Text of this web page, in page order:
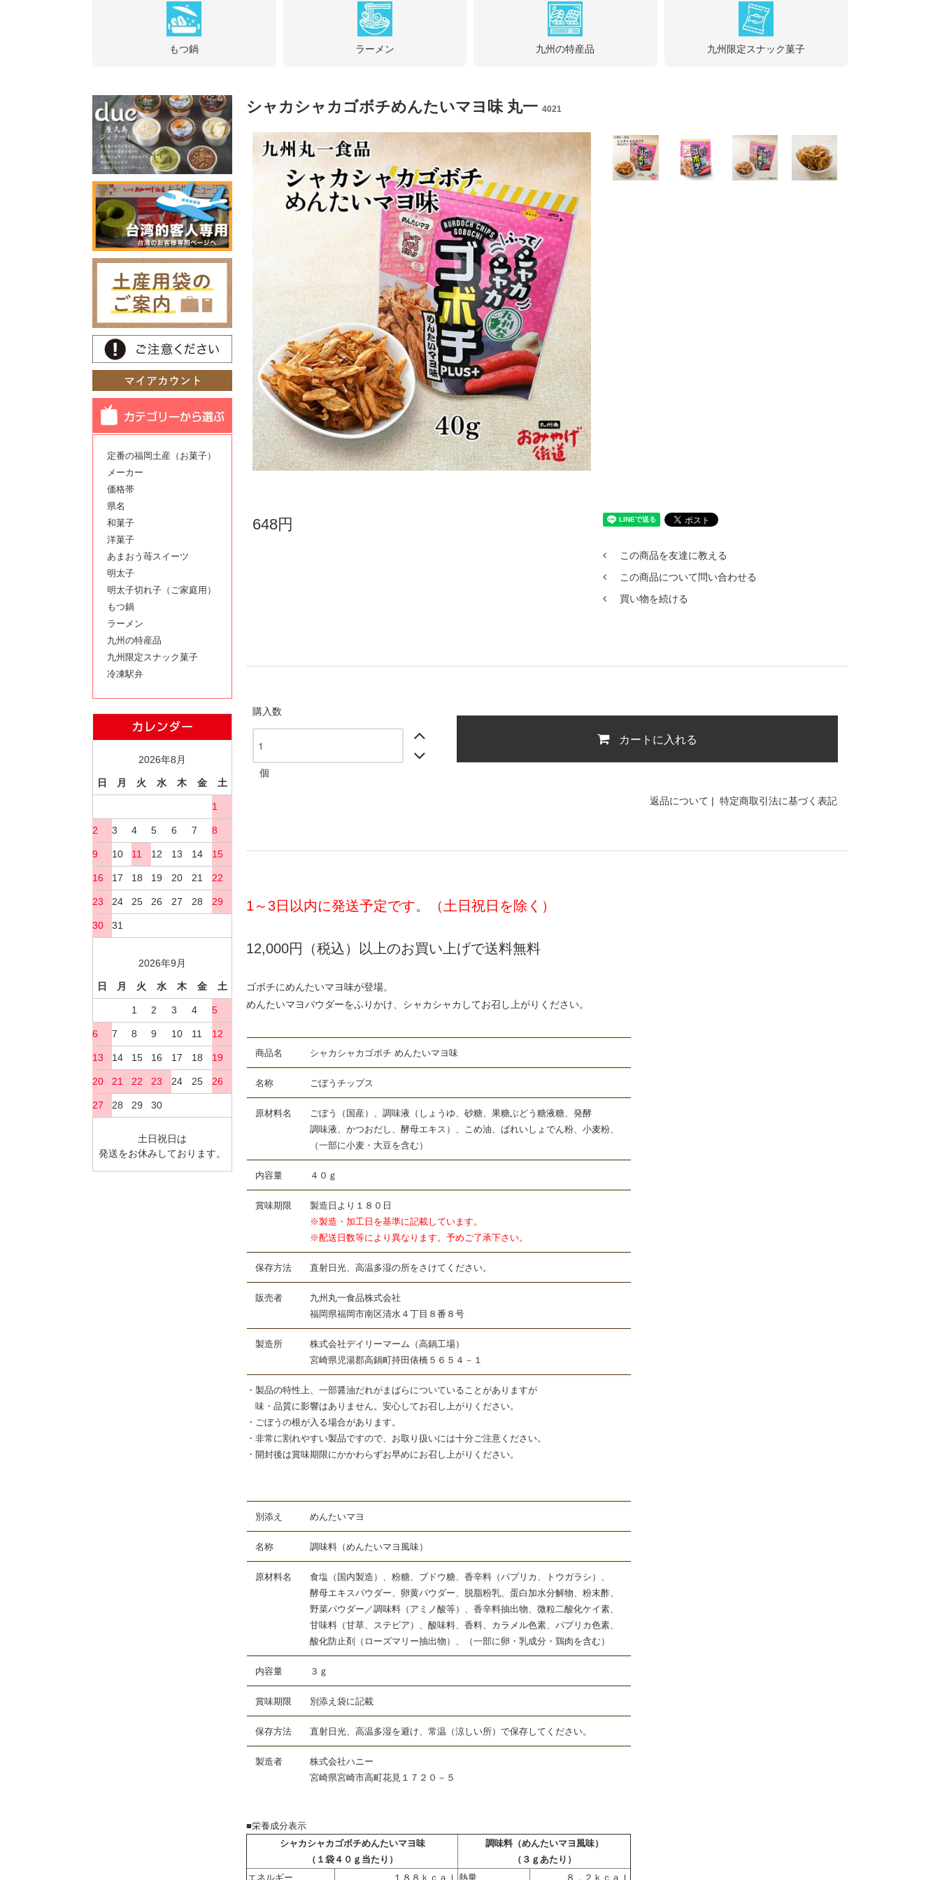
もつ鍋 ラーメン 九州の特産品 九州限定スナック菓子
定番の福岡土産（お菓子）
メーカー
価格帯
県名
和菓子
洋菓子
あまおう苺スイーツ
明太子
明太子切れ子（ご家庭用）
もつ鍋
ラーメン
九州の特産品
九州限定スナック菓子
冷凍駅弁
2026年8月
日 月 火 水 木 金 土
1
2 3 4 5 6 7 8
9 10 11 12 13 14 15
16 17 18 19 20 21 22
23 24 25 26 27 28 29
30 31
2026年9月
日 月 火 水 木 金 土
1 2 3 4 5
6 7 8 9 10 11 12
13 14 15 16 17 18 19
20 21 22 23 24 25 26
27 28 29 30
土日祝日は
発送をお休みしております。
シャカシャカゴボチめんたいマヨ味 丸一 4021
648円
この商品を友達に教える
この商品について問い合わせる
買い物を続ける
購入数
個
カートに入れる
返品について | 特定商取引法に基づく表記
1～3日以内に発送予定です。（土日祝日を除く）
12,000円（税込）以上のお買い上げで送料無料
ゴボチにめんたいマヨ味が登場。
めんたいマヨパウダーをふりかけ、シャカシャカしてお召し上がりください。
商品名 シャカシャカゴボチ めんたいマヨ味
名称 ごぼうチップス
原材料名 ごぼう（国産）、調味液（しょうゆ、砂糖、果糖ぶどう糖液糖、発酵
調味液、かつおだし、酵母エキス）、こめ油、ばれいしょでん粉、小麦粉、
（一部に小麦・大豆を含む）
内容量 ４０ｇ
賞味期限 製造日より１８０日
※製造・加工日を基準に記載しています。
※配送日数等により異なります。予めご了承下さい。
保存方法 直射日光、高温多湿の所をさけてください。
販売者 九州丸一食品株式会社
福岡県福岡市南区清水４丁目８番８号
製造所 株式会社デイリーマーム（高鍋工場）
宮崎県児湯郡高鍋町持田俵橋５６５４－１
・製品の特性上、一部醤油だれがまばらについていることがありますが
味・品質に影響はありません。安心してお召し上がりください。
・ごぼうの根が入る場合があります。
・非常に割れやすい製品ですので、お取り扱いには十分ご注意ください。
・開封後は賞味期限にかかわらずお早めにお召し上がりください。
別添え めんたいマヨ
名称 調味料（めんたいマヨ風味）
原材料名 食塩（国内製造）、粉糖、ブドウ糖、香辛料（パプリカ、トウガラシ）、
酵母エキスパウダー、卵黄パウダー、脱脂粉乳、蛋白加水分解物、粉末酢、
野菜パウダー／調味料（アミノ酸等）、香辛料抽出物、微粒二酸化ケイ素、
甘味料（甘草、ステビア）、酸味料、香料、カラメル色素、パプリカ色素、
酸化防止剤（ローズマリー抽出物）、（一部に卵・乳成分・鶏肉を含む）
内容量 ３ｇ
賞味期限 別添え袋に記載
保存方法 直射日光、高温多湿を避け、常温（涼しい所）で保存してください。
製造者 株式会社ハニー
宮崎県宮崎市高町花見１７２０－５
■栄養成分表示
シャカシャカゴボチめんたいマヨ味
（１袋４０ｇ当たり）
調味料（めんたいマヨ風味）
（３ｇあたり）
エネルギー
１８８ｋｃａｌ 熱量 ８．２ｋｃａｌ